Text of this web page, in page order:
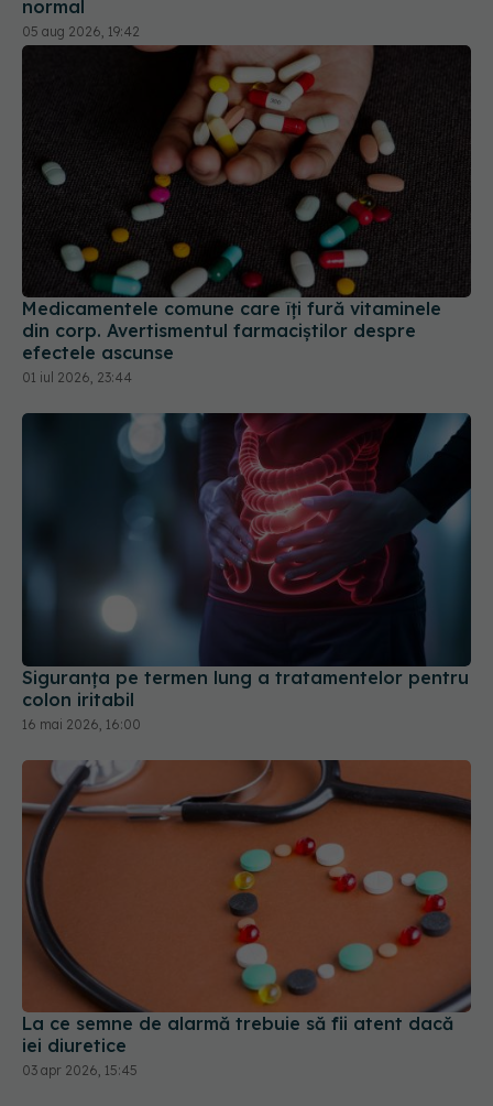
Medicamentele comune care îți fură vitaminele
din corp. Avertismentul farmaciștilor despre
efectele ascunse
01 iul 2026, 23:44
Siguranța pe termen lung a tratamentelor pentru
colon iritabil
16 mai 2026, 16:00
La ce semne de alarmă trebuie să fii atent dacă
iei diuretice
03 apr 2026, 15:45